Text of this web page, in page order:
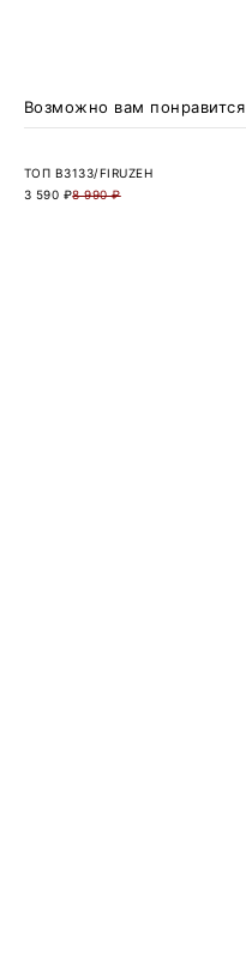
Возможно вам понравится
ТОП B3133/FIRUZEH
8 990 ₽
3 590 ₽